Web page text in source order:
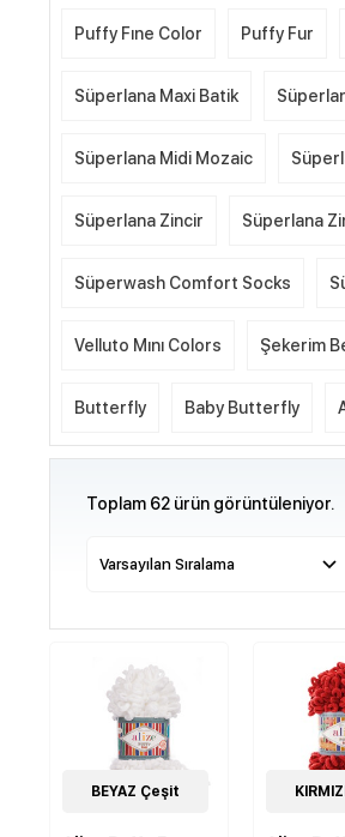
Puffy Fıne Color Puffy Fur
Süperlana Maxi Batik
Süperlana Midi Mozaic
Süperlana Zincir Süperlana
Süperwash Comfort Socks
Velluto Mını Colors Şekerim
Butterfly Baby Butterfly
Toplam 62 ürün görüntüleniyor.
62Çeşit
BEYAZ Çeşit 62